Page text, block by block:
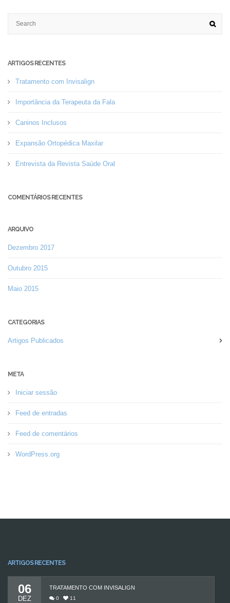
ARTIGOS RECENTES
Tratamento com Invisalign
Importância da Terapeuta da Fala
Caninos Inclusos
Expansão Ortopédica Maxilar
Entrevista da Revista Saúde Oral
COMENTÁRIOS RECENTES
ARQUIVO
Dezembro 2017
Outubro 2015
Maio 2015
CATEGORIAS
Artigos Publicados
META
Iniciar sessão
Feed de entradas
Feed de comentários
WordPress.org
ARTIGOS RECENTES
06
DEZ
TRATAMENTO COM INVISALIGN
0 11